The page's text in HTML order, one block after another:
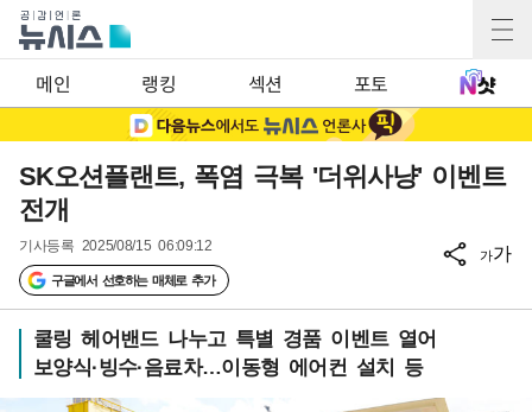
메인 랭킹 섹션 포토
SK오션플랜트, 폭염 극복 '더위사냥' 이벤트
전개
기사등록 2025/08/15 06:09:12
구글에서 선호하는 매체로 추가
가가
쿨링 헤어밴드 나누고 특별 경품 이벤트 열어
보양식·빙수·음료차…이동형 에어컨 설치 등